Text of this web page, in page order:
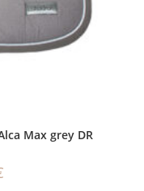
Max grey DR